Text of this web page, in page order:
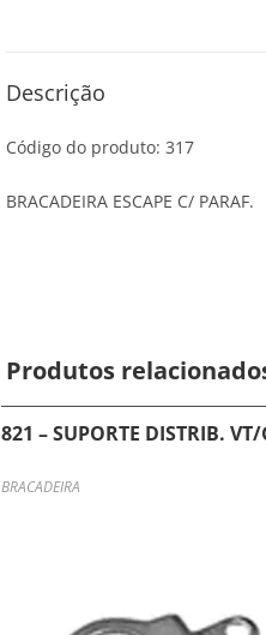
Descrição
Código do produto: 317
BRACADEIRA ESCAPE C/ PARAF.
Produtos
821 – SUPORTE DISTRIB.
BRACADEIRA